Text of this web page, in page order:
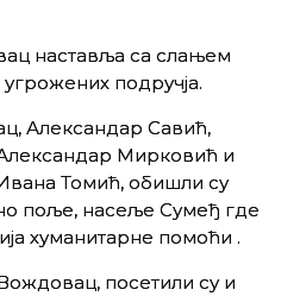
наставља са слањем
подручја.
Александар Савић,
Мирковић и
Томић, обишли су
поље, насеље Сумеђ где
хуманитарне помоћи .
посетили су и